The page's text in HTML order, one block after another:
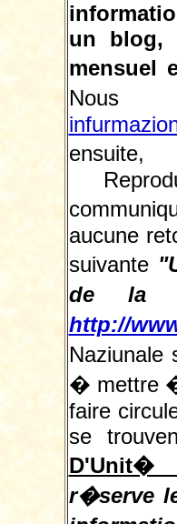
un blog,
mensuel
Nous
ensuite,
aucune
suivante
de la
http://
� mettre
faire
se
D'Unit�
r�serve